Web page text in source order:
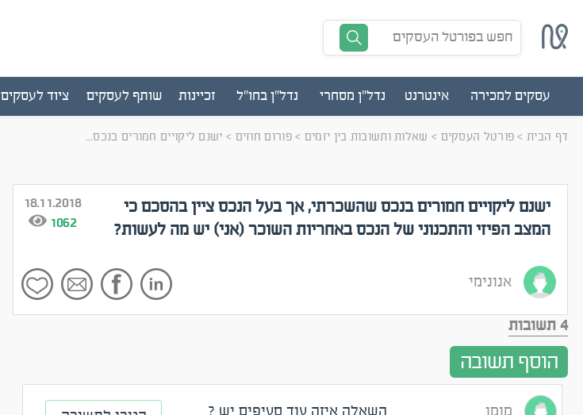
חפש בפורטל העסקים
עסקים למכירה אינטרנט נדל"ן מסחרי נדל"ן בחו"ל זכיינות שותף לעסקים ציוד לעסקים
דף הבית> פורטל העסקים > שאלות ותשובות בין יזמים >פורום חוזים > ישנם ליקויים חמורים בנכס...
ישנם ליקויים חמורים בנכס שהשכרתי, אך בעל הנכס ציין בהסכם כי
המצב הפיזי והתכנוני של הנכס באחריות השוכר (אני) יש מה לעשות?
18.11.2018
1062
אנונימי
4 תשובות
הוסף תשובה
מומו
השאלה איזה עוד סעיפים יש ?